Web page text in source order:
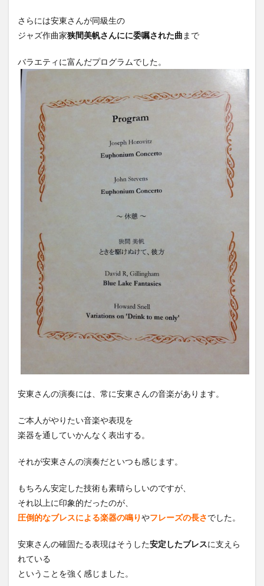
さらには安東さんが同級生の
ジャズ作曲家狭間美帆さんにに委嘱された曲 まで
バラエティに富んだプログラムでした。
安東さんの演奏には、常に安東さんの音楽があります。
ご本人がやりたい音楽や表現を
楽器を通していかんなく表出する。
それが安東さんの演奏だといつも感じます。
もちろん安定した技術も素晴らしいのですが、
それ以上に印象的だったのが、
圧倒的なブレスによる楽器の鳴りやフレーズの長さでした。
安東さんの確固たる表現はそうした安定したブレスに支えら
れている
ということを強く感じました。